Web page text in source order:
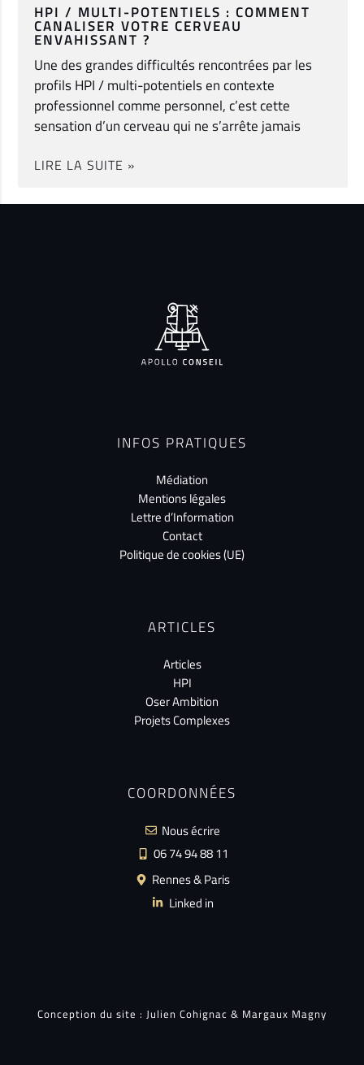
HPI / MULTI-POTENTIELS : COMMENT
CANALISER VOTRE CERVEAU
ENVAHISSANT ?
Une des grandes difficultés rencontrées par les
profils HPI / multi-potentiels en contexte
professionnel comme personnel, c’est cette
sensation d’un cerveau qui ne s’arrête jamais
LIRE LA SUITE »
INFOS PRATIQUES
Médiation
Mentions légales
Lettre d’Information
Contact
Politique de cookies (UE)
ARTICLES
Articles
HPI
Oser Ambition
Projets Complexes
COORDONNÉES
Nous écrire
06 74 94 88 11
Rennes & Paris
Linked in
Conception du site : Julien Cohignac & Margaux Magny